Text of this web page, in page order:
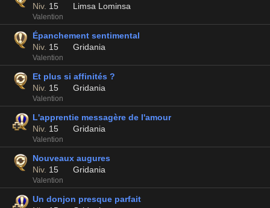
Niv. 15 Limsa Lominsa
Valention
Épanchement sentimental
Niv. 15 Gridania
Valention
Et plus si affinités ?
Niv. 15 Gridania
Valention
L'apprentie messagère de l'amour
Niv. 15 Gridania
Valention
Nouveaux augures
Niv. 15 Gridania
Valention
Un donjon presque parfait